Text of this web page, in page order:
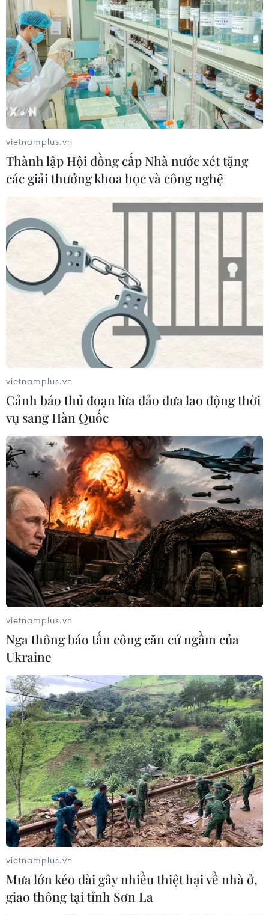
vietnamplus.vn
Thành lập Hội đồng cấp Nhà nước xét tặng
các giải thưởng khoa học và công nghệ
vietnamplus.vn
Cảnh báo thủ đoạn lừa đảo đưa lao động thời
vụ sang Hàn Quốc
vietnamplus.vn
Nga thông báo tấn công căn cứ ngầm của
Ukraine
vietnamplus.vn
Mưa lớn kéo dài gây nhiều thiệt hại về nhà ở,
giao thông tại tỉnh Sơn La